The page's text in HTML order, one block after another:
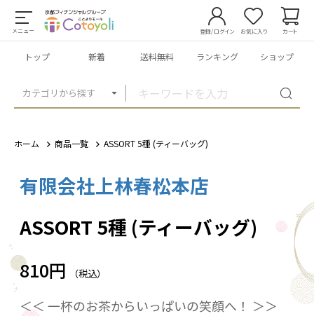
メニュー
カテゴリから探す
登録/ログイン お気に入り カート
トップ 新着 送料無料 ランキング ショップ
ホーム 商品一覧 ASSORT 5種 (ティーバッグ)
有限会社上林春松本店
ASSORT 5種 (ティーバッグ)
810円 （税込）
＜＜ 一杯のお茶からいっぱいの笑顔へ！ ＞＞